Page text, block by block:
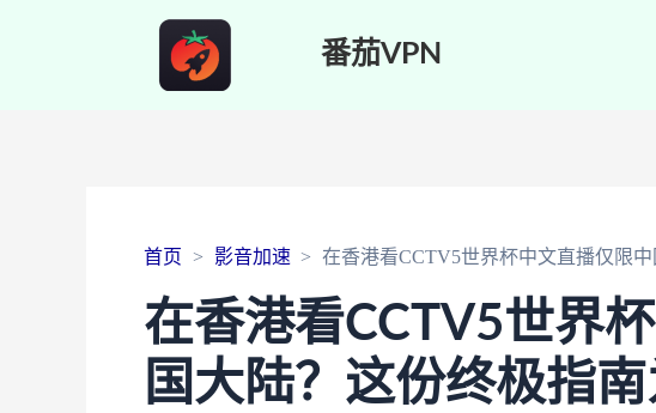
番茄VPN
首页 影音加速 在香港看CCTV5世界杯中文直播仅限
在香港看CCTV5世界
国大陆？这份终极指